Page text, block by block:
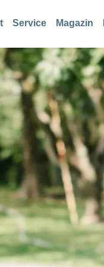
Service Magazin